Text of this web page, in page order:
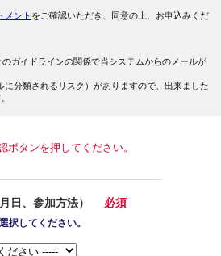
メント をご確認いただき、同意の上、お申込みくだ
イドラインの関係で当システムからのメールが
分類されるリスク）がありますので、出来ました
ボタンを押してください。
日、参加方法） 必須
択してください。